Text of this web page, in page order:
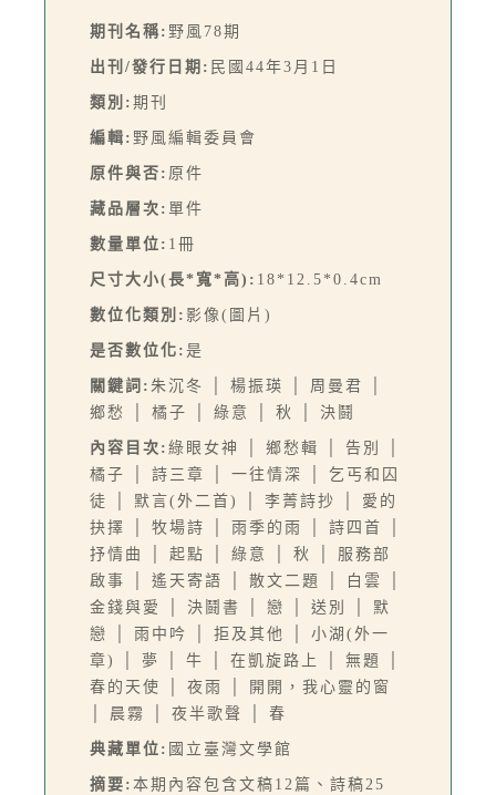
期刊名稱: 野風78期
出刊/發行日期: 民國44年3月1日
類別: 期刊
編輯: 野風編輯委員會
原件與否: 原件
藏品層次: 單件
數量單位: 1冊
尺寸大小(長*寬*高): 18*12.5*0.4cm
數位化類別: 影像(圖片)
是否數位化: 是
關鍵詞: 朱沉冬 │ 楊振瑛 │ 周曼君 │
鄉愁 │ 橘子 │ 綠意 │ 秋 │ 決鬪
內容目次: 綠眼女神 │ 鄉愁輯 │ 告別 │
橘子 │ 詩三章 │ 一往情深 │ 乞丐和囚
徒 │ 默言(外二首) │ 李菁詩抄 │ 愛的
抉擇 │ 牧場詩 │ 雨季的雨 │ 詩四首 │
抒情曲 │ 起點 │ 綠意 │ 秋 │ 服務部
啟事 │ 遙天寄語 │ 散文二題 │ 白雲 │
金錢與愛 │ 決鬪書 │ 戀 │ 送別 │ 默
戀 │ 雨中吟 │ 拒及其他 │ 小湖(外一
章) │ 夢 │ 牛 │ 在凱旋路上 │ 無題 │
春的天使 │ 夜雨 │ 開開，我心靈的窗
│ 晨霧 │ 夜半歌聲 │ 春
典藏單位: 國立臺灣文學館
摘要: 本期內容包含文稿12篇、詩稿25